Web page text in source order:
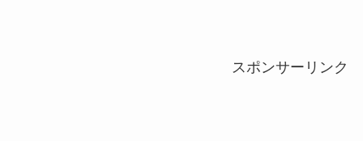
スポンサーリンク